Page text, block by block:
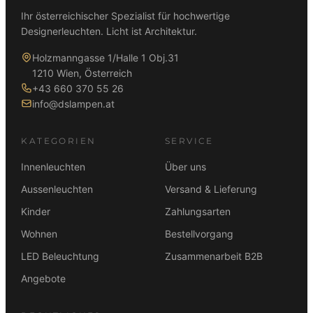
Ihr österreichischer Spezialist für hochwertige
Designerleuchten. Licht ist Architektur.
Holzmanngasse 1/Halle 1 Obj.31
1210 Wien, Österreich
+43 660 370 55 26
info@dslampen.at
KATEGORIEN
Innenleuchten
Aussenleuchten
Kinder
Wohnen
LED Beleuchtung
Angebote
SERVICE
Über uns
Versand & Lieferung
Zahlungsarten
Bestellvorgang
Zusammenarbeit B2B